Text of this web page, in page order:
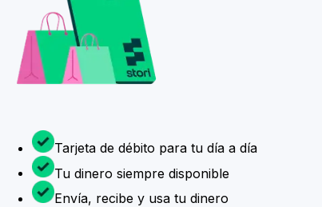
Tarjeta de débito para tu día a día
Tu dinero siempre disponible
Envía, recibe y usa tu dinero